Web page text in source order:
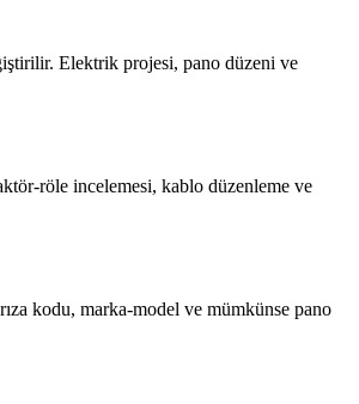
Elektrik projesi, pano düzeni ve
röle incelemesi, kablo düzenleme ve
kodu, marka-model ve mümkünse pano